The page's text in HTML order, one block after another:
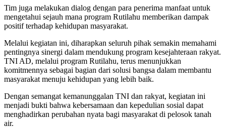
Tim juga melakukan dialog dengan para penerima manfaat untuk
mengetahui sejauh mana program Rutilahu memberikan dampak
positif terhadap kehidupan masyarakat.
Melalui kegiatan ini, diharapkan seluruh pihak semakin memahami
pentingnya sinergi dalam mendukung program kesejahteraan rakyat.
TNI AD, melalui program Rutilahu, terus menunjukkan
komitmennya sebagai bagian dari solusi bangsa dalam membantu
masyarakat menuju kehidupan yang lebih baik.
Dengan semangat kemanunggalan TNI dan rakyat, kegiatan ini
menjadi bukti bahwa kebersamaan dan kepedulian sosial dapat
menghadirkan perubahan nyata bagi masyarakat di pelosok tanah
air.